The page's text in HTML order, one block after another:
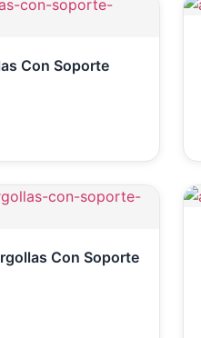
Con Soporte
Con Soporte